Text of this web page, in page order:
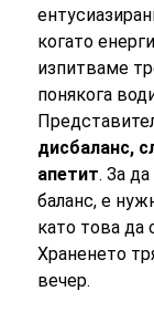
когато
изпитваме
понякога
дисбаланс,
апетит. За
баланс, е
като това да
Храненето
вечер.